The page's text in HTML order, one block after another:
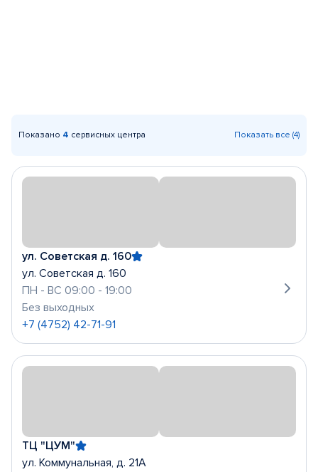
Показано 4 сервисных центра Показать все (4)
ул. Советская д. 160
ул. Советская д. 160
ПН - ВС 09:00 - 19:00
Без выходных
+7 (4752) 42-71-91
ТЦ "ЦУМ"
ул. Коммунальная, д. 21А